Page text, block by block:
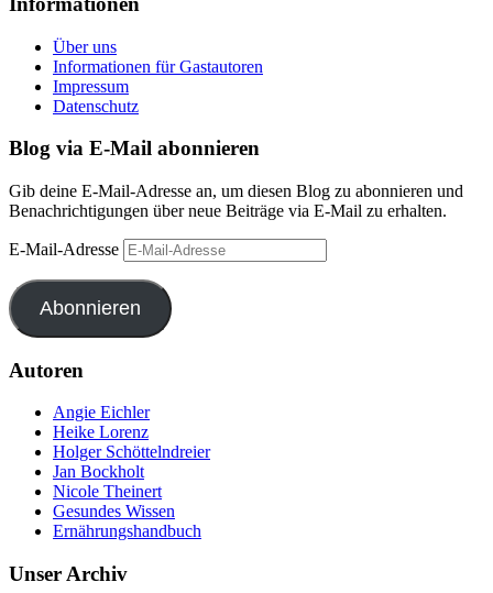
Über uns
Informationen für Gastautoren
Impressum
Datenschutz
Blog via E-Mail abonnieren
Gib deine E-Mail-Adresse an, um diesen Blog zu abonnieren und
Benachrichtigungen über neue Beiträge via E-Mail zu erhalten.
E-Mail-Adresse
Abonnieren
Autoren
Angie Eichler
Heike Lorenz
Holger Schöttelndreier
Jan Bockholt
Nicole Theinert
Gesundes Wissen
Ernährungshandbuch
Unser Archiv